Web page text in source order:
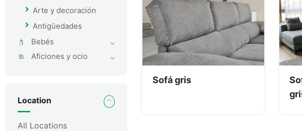
Arte y decoración
Antigüedades
Bebés
Aficiones y ocio
Location
All Locations
Sofá gris